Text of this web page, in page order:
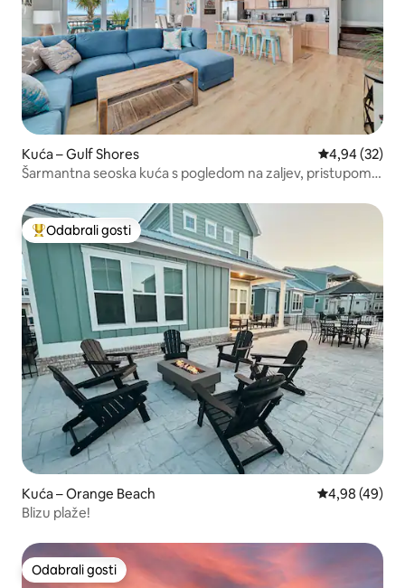
Kuća – Gulf Shores Prosječna
4,94 (32)
Šarmantna seoska kuća s pogledom na zaljev, pristupom
Među najviše rangiranima s oznakom „Odabrali gosti”
Odabrali gosti
Kuća – Orange Beach Prosječna
4,98 (49)
Blizu plaže!
Odabrali gosti
Odabrali gosti